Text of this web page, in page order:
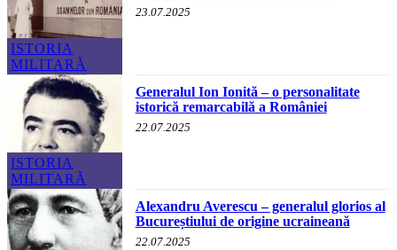
ISTORIA
MILITARĂ
23.07.2025
ISTORIA
MILITARĂ
Generalul Ion Ionită – o personalitate
istorică remarcabilă a României
22.07.2025
Alexandru Averescu – generalul glorios al
Bucureștiului de origine ucraineană
22.07.2025